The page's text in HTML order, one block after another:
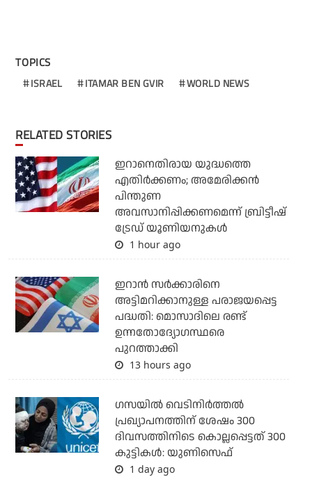
TOPICS
ISRAEL ITAMAR BEN GVIR WORLD NEWS
RELATED STORIES
ഇറാനെതിരായ യുദ്ധത്തെ
എതിര്‍ക്കണം; അമേരിക്കന്‍
പിന്തുണ
അവസാനിപ്പിക്കണമെന്ന് ബ്രിട്ടീഷ്
ട്രേഡ് യൂണിയനുകള്‍
1 hour ago
ഇറാന്‍ സര്‍ക്കാരിനെ
അട്ടിമറിക്കാനുള്ള പരാജയപ്പെട്ട
പദ്ധതി: മൊസാദിലെ രണ്ട്
ഉന്നതോദ്യോഗസ്ഥരെ
പുറത്താക്കി
13 hours ago
ഗസയില്‍ വെടിനിര്‍ത്തല്‍
പ്രഖ്യാപനത്തിന് ശേഷം 300
ദിവസത്തിനിടെ കൊല്ലപ്പെട്ടത് 300
കുട്ടികള്‍: യുണിസെഫ്
1 day ago